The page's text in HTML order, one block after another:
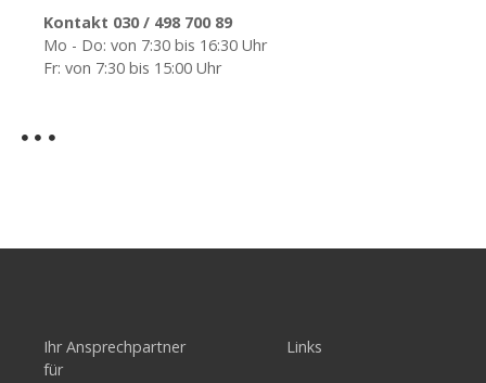
Kontakt 030 / 498 700 89
Mo - Do: von 7:30 bis 16:30 Uhr
Fr: von 7:30 bis 15:00 Uhr
Ihr Ansprechpartner
für
Links